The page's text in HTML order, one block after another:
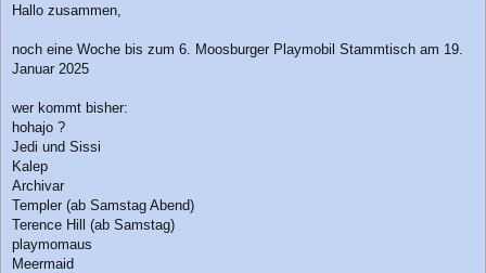
i
r
a
Hallo zusammen,
noch eine Woche bis zum 6. Moosburger Playmobil Stammtisch am 19.
Januar 2025
wer kommt bisher:
hohajo ?
Jedi und Sissi
Kalep
Archivar
Templer (ab Samstag Abend)
Terence Hill (ab Samstag)
playmomaus
Meermaid